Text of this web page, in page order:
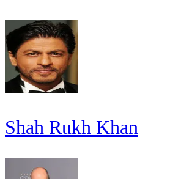
Shah Rukh Khan